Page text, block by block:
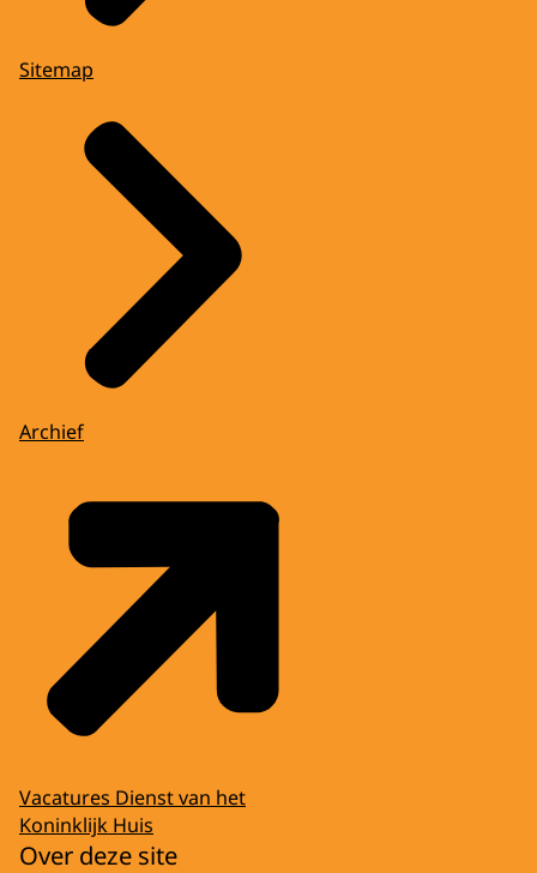
Sitemap
Archief
Vacatures Dienst van het
Koninklijk Huis
Over deze site